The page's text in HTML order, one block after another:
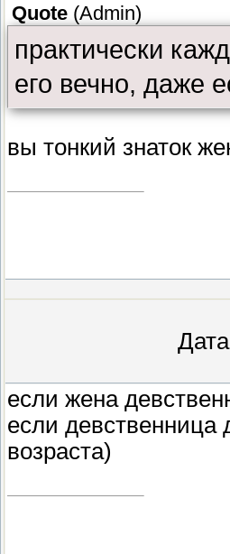
Quote (Admin)
практически
его вечно, даже
вы тонкий знаток
если жена
если девственница
возраста)